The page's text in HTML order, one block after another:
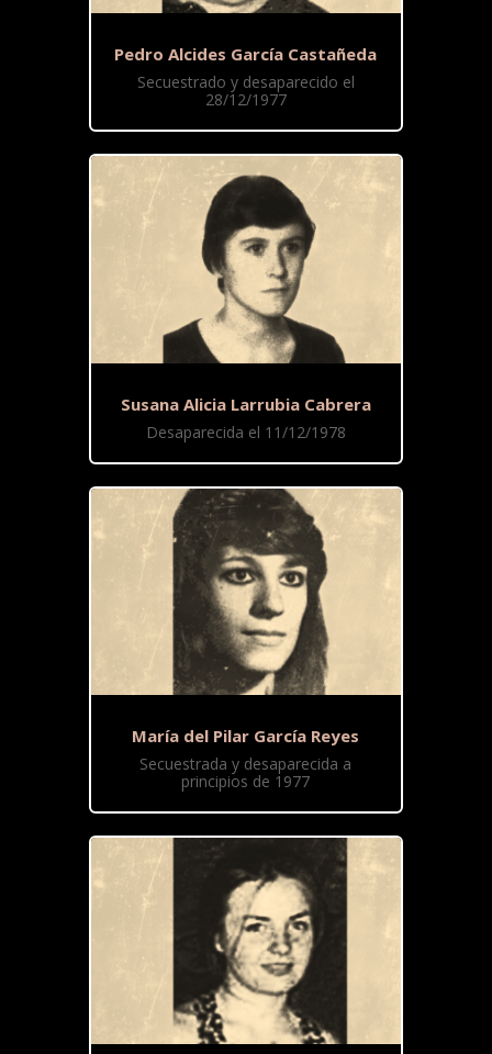
Pedro Alcides García Castañeda
Secuestrado y desaparecido el
28/12/1977
Susana Alicia Larrubia Cabrera
Desaparecida el 11/12/1978
María del Pilar García Reyes
Secuestrada y desaparecida a
principios de 1977